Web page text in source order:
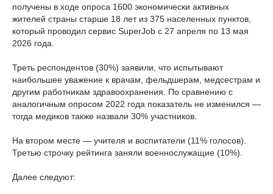
получены в ходе опроса 1600 экономически активных
жителей страны старше 18 лет из 375 населенных пунктов,
который проводил сервис SuperJob с 27 апреля по 13 мая
2026 года.
Треть респондентов (30%) заявили, что испытывают
наибольшее уважение к врачам, фельдшерам, медсестрам и
другим работникам здравоохранения. По сравнению с
аналогичным опросом 2022 года показатель не изменился —
тогда медиков также назвали 30% участников.
На втором месте — учителя и воспитатели (11% голосов).
Третью строчку рейтинга заняли военнослужащие (10%).
Далее следуют: